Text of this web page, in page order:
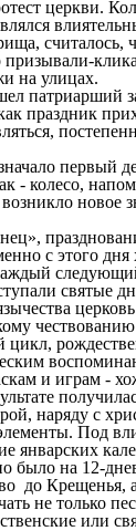
церкви.
считалось,
призывали-
на улицах.
патриарший
праздник
первый
- колесо,
новое
с этого дня
святые
церковь
и играм -
наряду с
Под
январских
было на 12-
до Крещенья,
не только
или